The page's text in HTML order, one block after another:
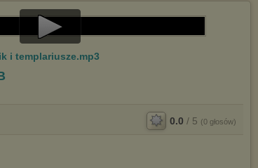
Play
i templariusze.mp3
0.0 / 5 (0 głosów)